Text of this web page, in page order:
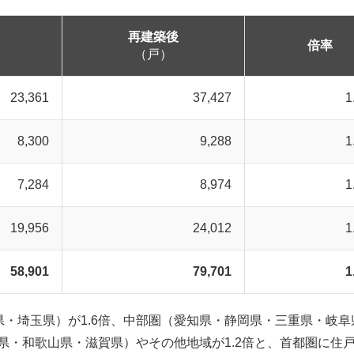
再建築後
（戸）
倍率
23,361 37,427
8,300 9,288
7,284 8,974
19,956 24,012
58,901 79,701
埼玉県）が1.6倍、中部圏（愛知県・静岡県・三重県・岐阜
・和歌山県・滋賀県）やその他地域が1.2倍と、首都圏に住